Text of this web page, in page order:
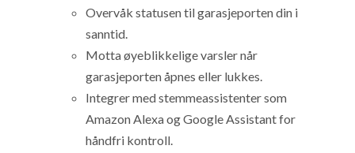
Overvåk statusen til garasjeporten din i
sanntid.
Motta øyeblikkelige varsler når
garasjeporten åpnes eller lukkes.
Integrer med stemmeassistenter som
Amazon Alexa og Google Assistant for
håndfri kontroll.